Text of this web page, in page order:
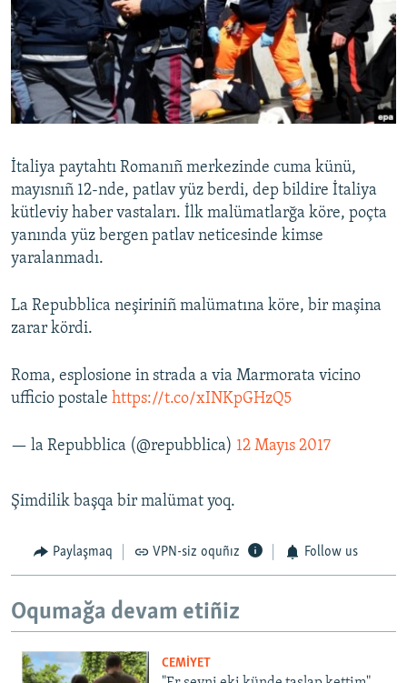
FİKİR
Русский
Українською
RFE/RS bütün saytları
İtaliya paytahtı Romanıñ merkezinde cuma künü,
mayısnıñ 12-nde, patlav yüz berdi, dep bildire İtaliya
kütleviy haber vastaları. İlk malümatlarğa köre, poçta
yanında yüz bergen patlav neticesinde kimse
yaralanmadı.
La Repubblica neşiriniñ malümatına köre, bir maşina
zarar kördi.
Roma, esplosione in strada a via Marmorata vicino
ufficio postale https://t.co/xINKpGHzQ5
— la Repubblica (@repubblica) 12 Mayıs 2017
Şimdilik başqa bir malümat yoq.
Paylaşmaq VPN-siz oquñız Follow us
Oqumağa devam etiñiz
CEMİYET